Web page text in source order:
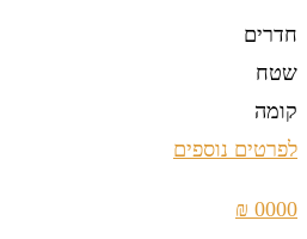
חדרים
שטח
קומה
לפרטים נוספים
0000 ₪